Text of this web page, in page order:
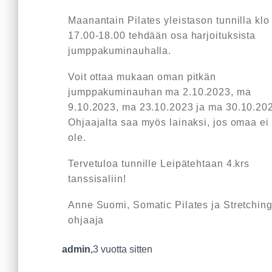
Maanantain Pilates yleistason tunnilla klo
17.00-18.00 tehdään osa harjoituksista
jumppakuminauhalla.
Voit ottaa mukaan oman pitkän
jumppakuminauhan ma 2.10.2023, ma
9.10.2023, ma 23.10.2023 ja ma
Ohjaajalta saa myös lainaksi, jos omaa ei
ole.
Tervetuloa tunnille Leipätehtaan 4.krs
tanssisaliin!
Anne Suomi, Somatic Pilates ja
ohjaaja
admin,3 vuotta sitten